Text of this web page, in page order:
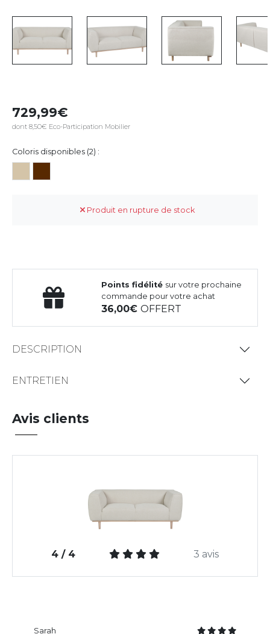
729,99
dont 8,50€ Eco-Participation Mobilier
Coloris disponibles (2) :
Produit en rupture de stock
Points fidélité sur votre prochaine
commande pour votre achat
36,00OFFERT
DESCRIPTION
ENTRETIEN
Avis clients
4 / 4 3 avis
Sarah